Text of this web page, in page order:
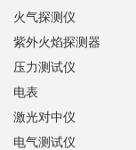
火气探测仪
紫外火焰探测器
压力测试仪
电表
激光对中仪
电气测试仪